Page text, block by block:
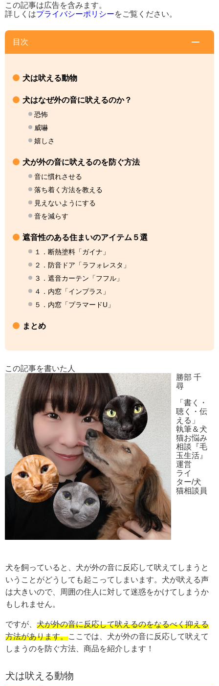
この記事は広告を含みます。
詳しくはプライバシーポリシーをご覧ください。
目次
犬は吠える動物
犬はなぜ外の音に吠えるのか？
恐怖
威嚇
嬉しさ
犬が外の音に吠えるのを防ぐ方法
音に慣れさせる
落ち着く方法を教える
見えないようにする
音を減らす
遮音性のある住まいのアイテム５選
１．断熱塗料「ガイナ」
２．防音ドア「ラフォレスタ」
３．遮音カーテン「フフル」
４．内窓「インプラス」
５．内窓「プラマードU」
まとめ
この記事を書いた人
勝部 千
尋
「書く・
聴く・伝
える」
執筆＆犬
猫お悩み
相談『毛
玉生活』
運営
ライ
ター/犬
猫相談員
犬を飼っていると、犬が外の音に反応して吠えてしまうと
いうことがどうしても起こってしまいます。犬が吠える声
は大きいので、周囲の住人に対して迷惑をかけてしまうか
もしれません。
ですが、犬が外の音に反応して吠えるのをなるべく抑える
方法があります。ここでは、犬が外の音に反応して吠えて
しまうのを防ぐ方法、商品を紹介します！
犬は吠える動物